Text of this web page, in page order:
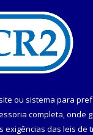
ou sistema para
completa, onde
exigências das leis de